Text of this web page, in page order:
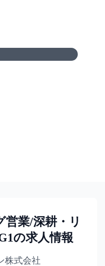
業/深耕・リ
の求人情報
株式会社